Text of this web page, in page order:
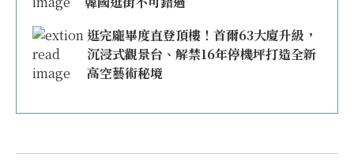
逛完龐畢度直登頂樓！首爾63大廈升級，
沉浸式觀景台、解禁16年停機坪打造全新
高空藝術秘境